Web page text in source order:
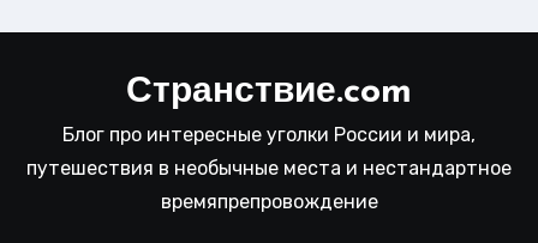
Странствие.com
Блог про интересные уголки России и мира,
путешествия в необычные места и нестандартное
времяпрепровождение